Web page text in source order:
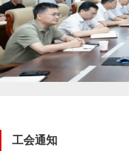
工会通知